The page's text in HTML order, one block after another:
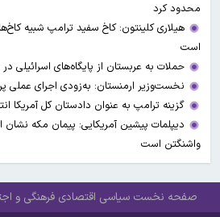
محدود کرد
هیلاری کلینتون: کاخ سفید ترامپ شبیه
است
حملات به عربستان از پایگاه‌های اسرائیلی
نخست‌وزیر ارمنستان: به‌زودی اجرای عملی
گزینه ترامپ به عنوان دادستان کل آمریکا
دیپلمات پیشین آمریکایی: پیمان مکه نشان
واشنگتن است
صفحه نخست سیاسی اقتصادی فرهنگی و